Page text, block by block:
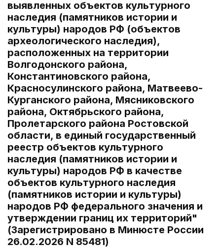
выявленных объектов культурного
наследия (памятников истории и
культуры) народов РФ (объектов
археологического наследия),
расположенных на территории
Волгодонского района,
Константиновского района,
Красносулинского района, Матвеево-
Курганского района, Мясниковского
района, Октябрьского района,
Пролетарского района Ростовской
области, в единый государственный
реестр объектов культурного
наследия (памятников истории и
культуры) народов РФ в качестве
объектов культурного наследия
(памятников истории и культуры)
народов РФ федерального значения и
утверждении границ их территорий"
(Зарегистрировано в Минюсте России
26.02.2026 N 85481)